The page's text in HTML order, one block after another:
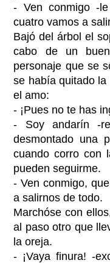
- Ven conmigo -
cuatro vamos a
Bajó del árbol el
cabo de un
personaje que se
se había quitado
el amo:
- ¡Pues no te has
- Soy andarín -
desmontado una
cuando corro con
pueden seguirme.
- Ven conmigo,
a salirnos de todo.
Marchóse con
al paso otro que
la oreja.
- ¡Vaya finura! -